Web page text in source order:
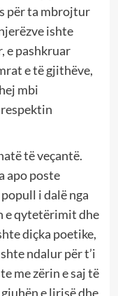
për ta mbrojtur
ishte
e pashkruar
e të gjithëve,
mbi
të veçantë.
apo poste
i dalë nga
e qytetërimit dhe
diçka poetike,
ndalur për t’i
me zërin e saj të
e lirisë dhe